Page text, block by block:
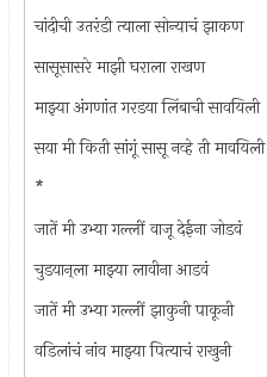
चांदीची उतरंडी त्याला सोन्याचं झाकण
सासूसासरे माझी घराला राखण
माझ्या अंगणांत गरडया लिंबाची सावयिली
सया मी किती सांगूं सासू नव्हे ती मावयिली
*
जातें मी उभ्या गल्लीं वाजू देईना जोडवं
चुडयान्‌ला माझ्या लावीना आडवं
जातें मी उभ्या गल्लीं झाकुनी पाकूनी
वडिलांचं नांव माझ्या पित्याचं राखुनी